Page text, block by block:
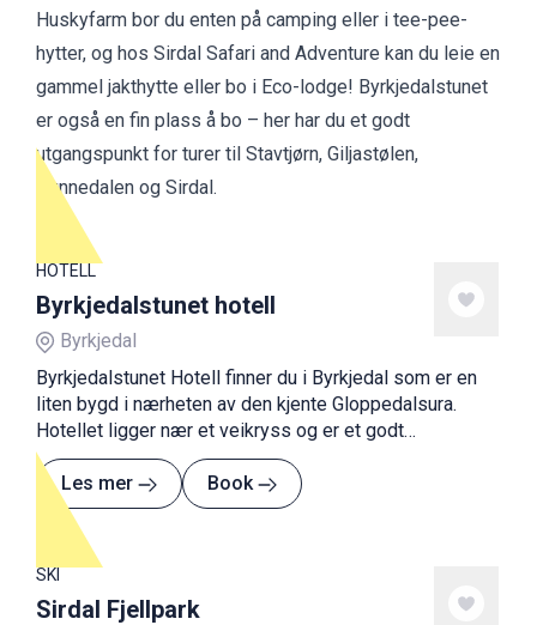
Huskyfarm bor du enten på camping eller i tee-pee-
hytter, og hos Sirdal Safari and Adventure kan du leie en
gammel jakthytte eller bo i Eco-lodge! Byrkjedalstunet
er også en fin plass å bo – her har du et godt
utgangspunkt for turer til Stavtjørn, Giljastølen,
Hunnedalen og Sirdal.
HOTELL
Byrkjedalstunet hotell
Byrkjedal
Byrkjedalstunet Hotell finner du i Byrkjedal som er en
liten bygd i nærheten av den kjente Gloppedalsura.
Hotellet ligger nær et veikryss og er et godt
utgangspunkt for tur til Månafossen, Kjerag og
Frafjordheiane Landskapsverneområde.
Les mer Book
SKI
Sirdal Fjellpark